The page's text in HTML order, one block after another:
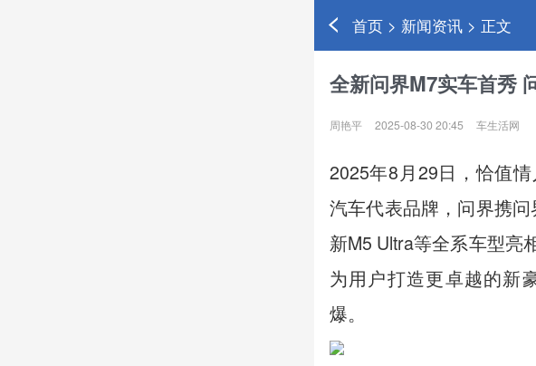
首页 > 新闻资讯 > 正文
全新问界M7实车首秀
周艳平 2025-08-30 20:45 车生活网
2025年8月29日，恰值
汽车代表品牌，问界携
新M5 Ultra等全系车型亮
为用户打造更卓越的新
爆。